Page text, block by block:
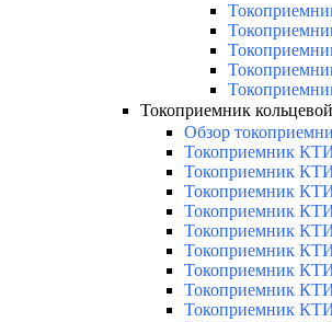
Токоприемник
Обзор
Токоприемник
Токоприемник
Токоприемник
Токоприемник
Токоприемник
Токоприемник
Токоприемник
Токоприемник
Токоприемник